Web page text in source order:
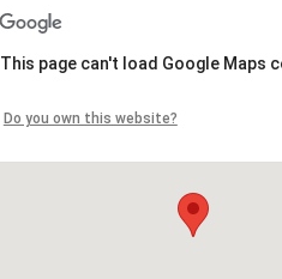
This page can't load Google Maps
Do you own this website?